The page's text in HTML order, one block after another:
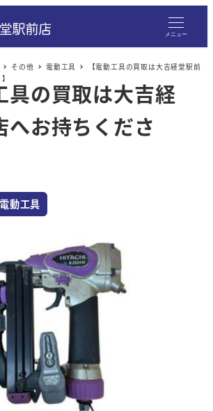
メニュー
その他 電動工具
【電動工具の買取は大吉経堂駅前
具の買取は大吉経
へお持ちくださ
カテゴリー
電動工具